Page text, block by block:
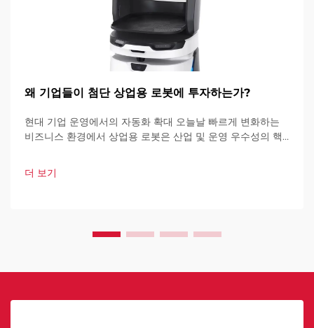
왜 기업들이 첨단 상업용 로봇에 투자하는가?
현대 기업 운영에서의 자동화 확대 오늘날 빠르게 변화하는
비즈니스 환경에서 상업용 로봇은 산업 및 운영 우수성의 핵
업이 운영 방식을 혁신하고 있습니다.
더 보기